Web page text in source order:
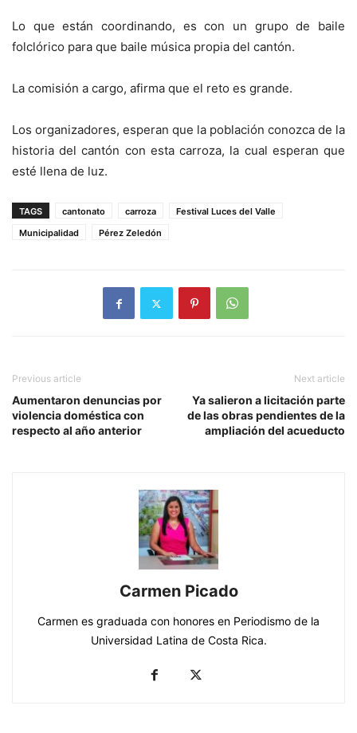
Lo que están coordinando, es con un grupo de baile
folclórico para que baile música propia del cantón.
La comisión a cargo, afirma que el reto es grande.
Los organizadores, esperan que la población conozca de la
historia del cantón con esta carroza, la cual esperan que
esté llena de luz.
TAGS cantonato carroza
Festival Luces del Valle
Municipalidad
Pérez Zeledón
Previous article
Aumentaron denuncias por
violencia doméstica con
respecto al año anterior
Next article
Ya salieron a licitación parte
de las obras pendientes de la
ampliación del acueducto
Carmen Picado
Carmen es graduada con honores en Periodismo de la
Universidad Latina de Costa Rica.